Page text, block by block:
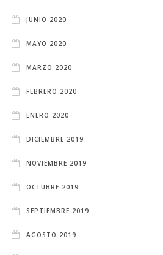
JUNIO 2020
MAYO 2020
MARZO 2020
FEBRERO 2020
ENERO 2020
DICIEMBRE 2019
NOVIEMBRE 2019
OCTUBRE 2019
SEPTIEMBRE 2019
AGOSTO 2019